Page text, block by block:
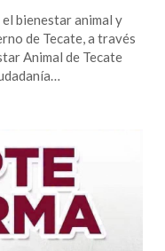
bienestar animal y
de Tecate, a través
Animal de Tecate